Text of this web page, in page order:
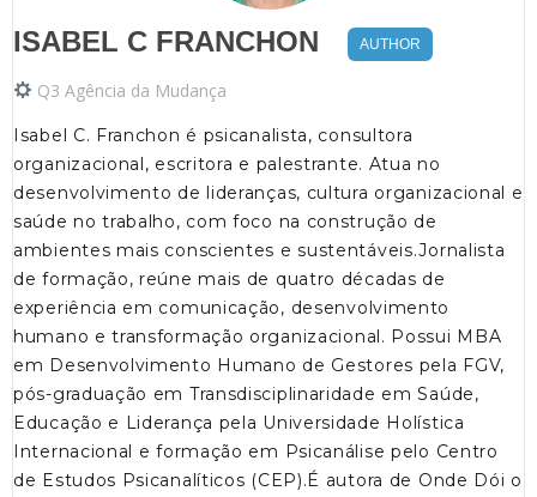
ISABEL C FRANCHON AUTHOR
Q3 Agência da Mudança
Isabel C. Franchon é psicanalista, consultora
organizacional, escritora e palestrante. Atua no
desenvolvimento de lideranças, cultura organizacional e
saúde no trabalho, com foco na construção de
ambientes mais conscientes e sustentáveis.Jornalista
de formação, reúne mais de quatro décadas de
experiência em comunicação, desenvolvimento
humano e transformação organizacional. Possui MBA
em Desenvolvimento Humano de Gestores pela FGV,
pós-graduação em Transdisciplinaridade em Saúde,
Educação e Liderança pela Universidade Holística
Internacional e formação em Psicanálise pelo Centro
de Estudos Psicanalíticos (CEP).É autora de Onde Dói o